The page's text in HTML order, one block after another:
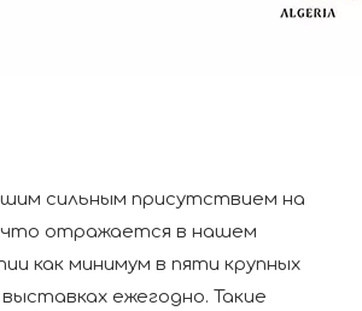
сильным присутствием на
что отражается в нашем
как минимум в пяти крупных
ежегодно. Такие